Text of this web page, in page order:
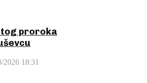
proroka
2026 18:31